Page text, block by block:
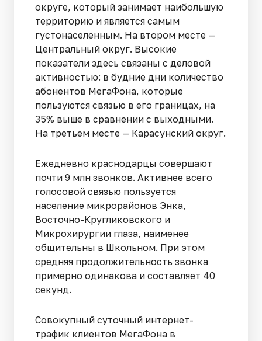
округе, который занимает наибольшую
территорию и является самым
густонаселенным. На втором месте —
Центральный округ. Высокие
показатели здесь связаны с деловой
активностью: в будние дни количество
абонентов МегаФона, которые
пользуются связью в его границах, на
35% выше в сравнении с выходными.
На третьем месте — Карасунский округ.
Ежедневно краснодарцы совершают
почти 9 млн звонков. Активнее всего
голосовой связью пользуется
население микрорайонов Энка,
Восточно-Кругликовского и
Микрохирургии глаза, наименее
общительны в Школьном. При этом
средняя продолжительность звонка
примерно одинакова и составляет 40
секунд.
Совокупный суточный интернет-
трафик клиентов МегаФона в